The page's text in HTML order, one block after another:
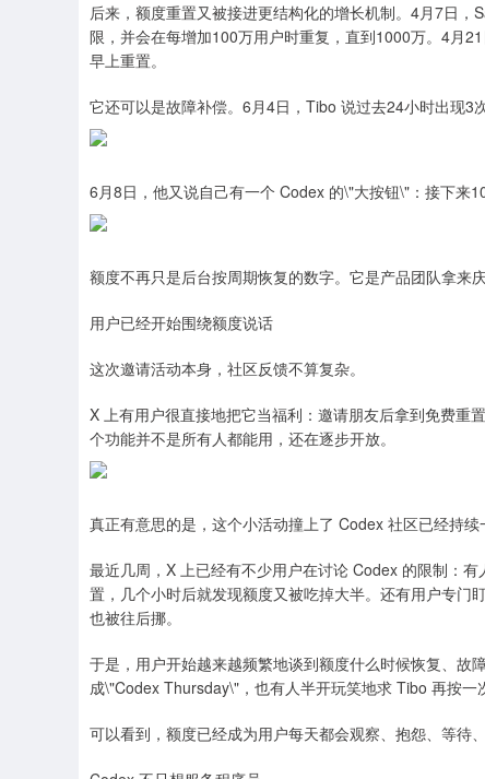
后来，额度重置又被接进更结构化的增长机制。4月7日
限，并会在每增加100万用户时重复，直到1000万。4月
早上重置。
它还可以是故障补偿。6月4日，Tibo 说过去24小时出现3
6月8日，他又说自己有一个 Codex 的\"大按钮\"：接下来
额度不再只是后台按周期恢复的数字。它是产品团队拿来
用户已经开始围绕额度说话
这次邀请活动本身，社区反馈不算复杂。
X 上有用户很直接地把它当福利：邀请朋友后拿到免费重
个功能并不是所有人都能用，还在逐步开放。
真正有意思的是，这个小活动撞上了 Codex 社区已经持续
最近几周，X 上已经有不少用户在讨论 Codex 的限制：
置，几个小时后就发现额度又被吃掉大半。还有用户专门
也被往后挪。
于是，用户开始越来越频繁地谈到额度什么时候恢复、故
成\"Codex Thursday\"，也有人半开玩笑地求 Tibo 再按一
可以看到，额度已经成为用户每天都会观察、抱怨、等待